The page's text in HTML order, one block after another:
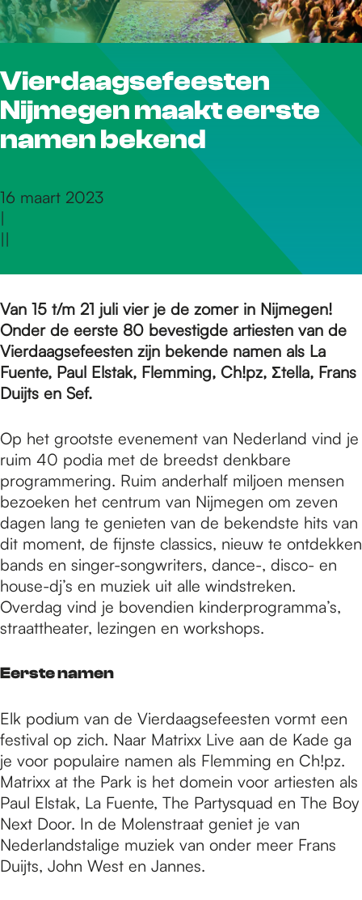
r
d
e
o
m
e
p
a
g
e
Vierdaagsefeesten
Nijmegen maakt eerste
namen bekend
16 maart 2023
|
||
Van 15 t/m 21 juli vier je de zomer in Nijmegen!
Onder de eerste 80 bevestigde artiesten van de
Vierdaagsefeesten zijn bekende namen als La
Fuente, Paul Elstak, Flemming, Ch!pz, Σtella, Frans
Duijts en Sef.
Op het grootste evenement van Nederland vind je
ruim 40 podia met de breedst denkbare
programmering. Ruim anderhalf miljoen mensen
bezoeken het centrum van Nijmegen om zeven
dagen lang te genieten van de bekendste hits van
dit moment, de fijnste classics, nieuw te ontdekken
bands en singer-songwriters, dance-, disco- en
house-dj’s en muziek uit alle windstreken.
Overdag vind je bovendien kinderprogramma’s,
straattheater, lezingen en workshops.
Eerste namen
Elk podium van de Vierdaagsefeesten vormt een
festival op zich. Naar Matrixx Live aan de Kade ga
je voor populaire namen als Flemming en Ch!pz.
Matrixx at the Park is het domein voor artiesten als
Paul Elstak, La Fuente, The Partysquad en The Boy
Next Door. In de Molenstraat geniet je van
Nederlandstalige muziek van onder meer Frans
Duijts, John West en Jannes.